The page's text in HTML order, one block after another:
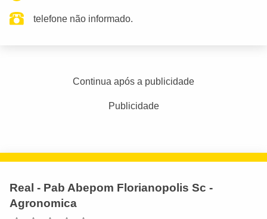
telefone não informado.
Continua após a publicidade
Publicidade
Real - Pab Abepom Florianopolis Sc -
Agronomica